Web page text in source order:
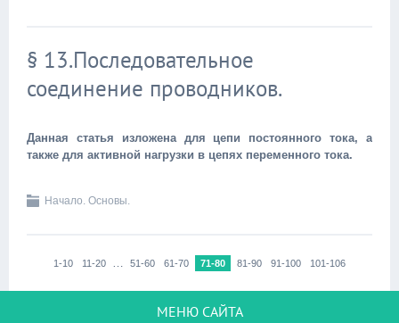
§ 13.Последовательное
соединение проводников.
Данная статья изложена для цепи постоянного тока, а
также для активной нагрузки в цепях переменного тока.
Начало. Основы.
1-10 11-20 … 51-60 61-70 71-80 81-90 91-100 101-106
МЕНЮ САЙТА